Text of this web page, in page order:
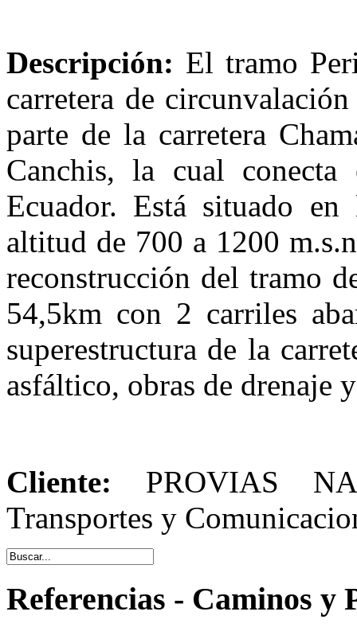
Descripción: El tramo
carretera de
parte de la carretera
Canchis, la cual
Ecuador. Está situado
altitud de 700 a 1200
reconstrucción del tramo
54,5km con 2 carriles
superestructura de la
asfáltico, obras de drenaje
Cliente: PROVIAS
Transportes y
Referencias - Caminos y